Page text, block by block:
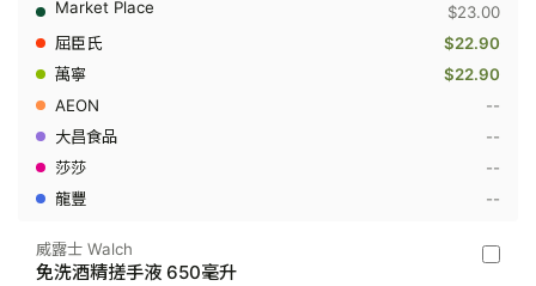
搓
手
液
50
升
$23.00
$22.90
$22.90
--
--
--
--
威
威露士 Walch
免洗酒精搓手液 650毫升